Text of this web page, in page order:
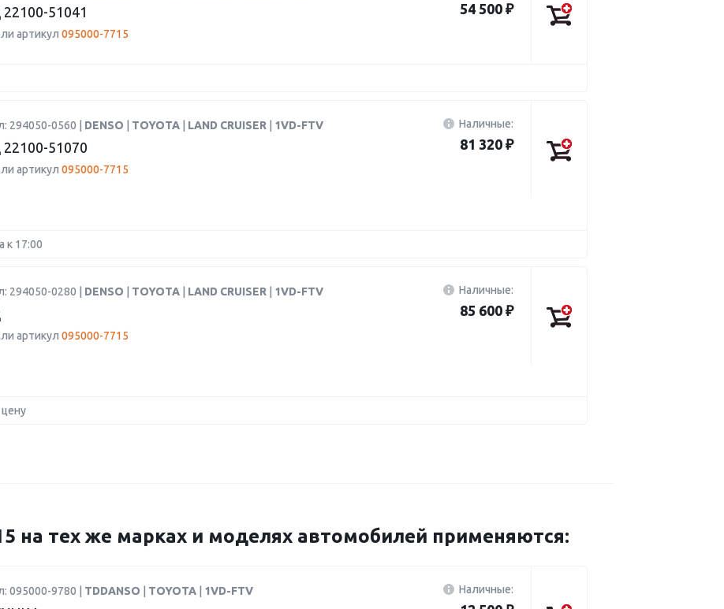
51041
артикул 095000-7715
54 500 ₽
294050-0560 | DENSO TOYOTA LAND CRUISER 1VD-FTV
51070
артикул 095000-7715
Наличные:
81 320 ₽
к 17:00
294050-0280 | DENSO TOYOTA LAND CRUISER 1VD-FTV
артикул 095000-7715
Наличные:
85 600 ₽
на тех же марках и моделях автомобилей применяются:
095000-9780 | TDDANSO TOYOTA 1VD-FTV Наличные: